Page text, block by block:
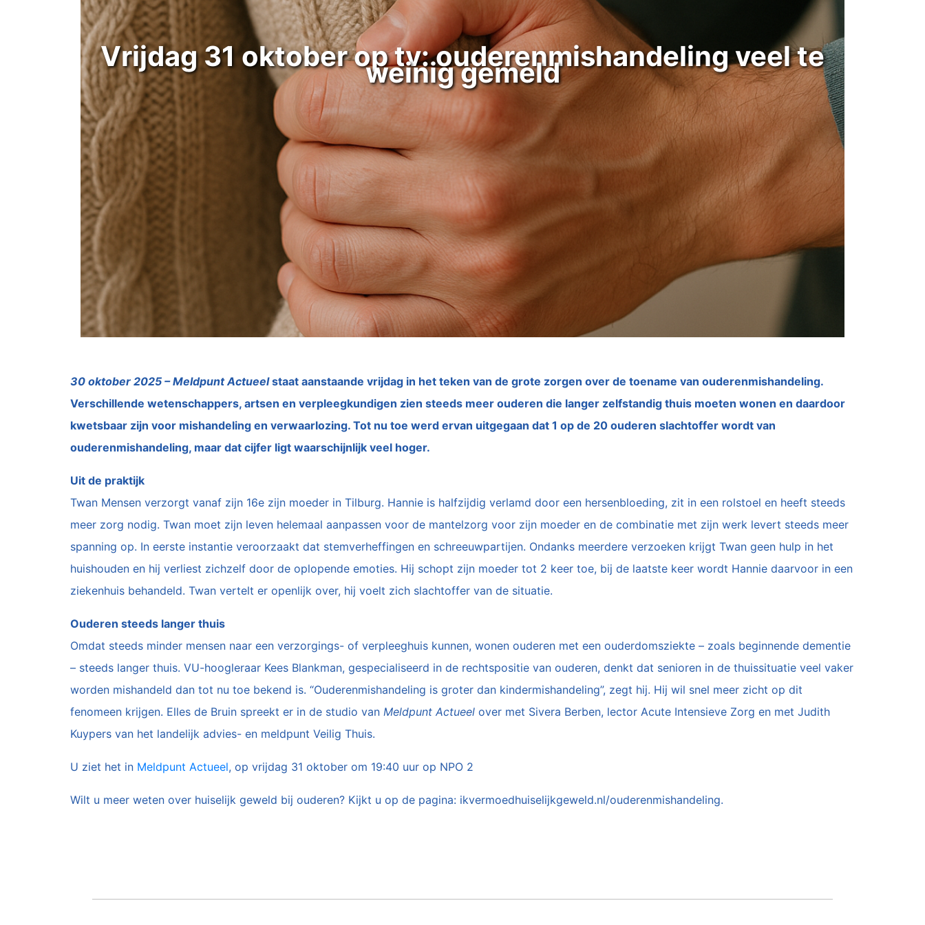
Vrijdag 31 oktober op tv: ouderenmishandeling veel te
weinig gemeld
30 oktober 2025 – Meldpunt Actueelstaat aanstaande vrijdag in het teken van de grote zorgen over de toename van ouderenmishandeling.
Verschillende wetenschappers, artsen en verpleegkundigen zien steeds meer ouderen die langer zelfstandig thuis moeten wonen en daardoor
kwetsbaar zijn voor mishandeling en verwaarlozing. Tot nu toe werd ervan uitgegaan dat 1 op de 20 ouderen slachtoffer wordt van
ouderenmishandeling, maar dat cijfer ligt waarschijnlijk veel hoger.
Uit de praktijk
Twan Mensen verzorgt vanaf zijn 16e zijn moeder in Tilburg. Hannie is halfzijdig verlamd door een hersenbloeding, zit in een rolstoel en heeft steeds
meer zorg nodig. Twan moet zijn leven helemaal aanpassen voor de mantelzorg voor zijn moeder en de combinatie met zijn werk levert steeds meer
spanning op. In eerste instantie veroorzaakt dat stemverheffingen en schreeuwpartijen. Ondanks meerdere verzoeken krijgt Twan geen hulp in het
huishouden en hij verliest zichzelf door de oplopende emoties. Hij schopt zijn moeder tot 2 keer toe, bij de laatste keer wordt Hannie daarvoor in een
ziekenhuis behandeld. Twan vertelt er openlijk over, hij voelt zich slachtoffer van de situatie.
Ouderen steeds langer thuis
Omdat steeds minder mensen naar een verzorgings- of verpleeghuis kunnen, wonen ouderen met een ouderdomsziekte – zoals beginnende dementie
– steeds langer thuis. VU-hoogleraar Kees Blankman, gespecialiseerd in de rechtspositie van ouderen, denkt dat senioren in de thuissituatie veel vaker
worden mishandeld dan tot nu toe bekend is. “Ouderenmishandeling is groter dan kindermishandeling”, zegt hij. Hij wil snel meer zicht op dit
fenomeen krijgen. Elles de Bruin spreekt er in de studio van Meldpunt Actueel over met Sivera Berben, lector Acute Intensieve Zorg en met Judith
Kuypers van het landelijk advies- en meldpunt Veilig Thuis.
U ziet het in Meldpunt Actueel, op vrijdag 31 oktober om 19:40 uur op NPO 2
Wilt u meer weten over huiselijk geweld bij ouderen? Kijkt u op de pagina: ikvermoedhuiselijkgeweld.nl/ouderenmishandeling.